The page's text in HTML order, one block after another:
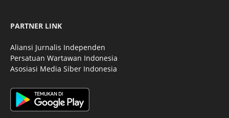
PARTNER LINK
Aliansi Jurnalis Independen
Persatuan Wartawan Indonesia
Asosiasi Media Siber Indonesia